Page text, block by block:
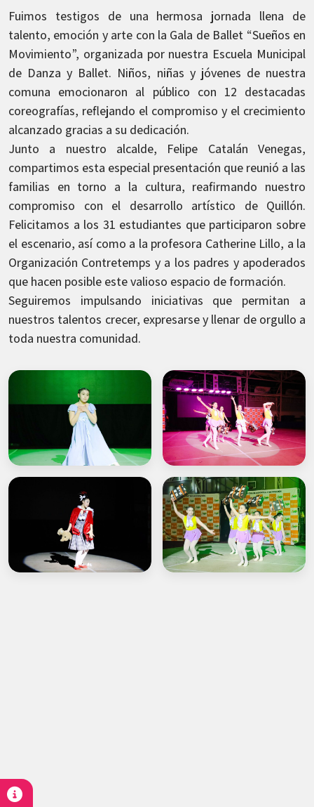
Fuimos testigos de una hermosa jornada llena de
talento, emoción y arte con la Gala de Ballet “Sueños en
Movimiento”, organizada por nuestra Escuela Municipal
de Danza y Ballet. Niños, niñas y jóvenes de nuestra
comuna emocionaron al público con 12 destacadas
coreografías, reflejando el compromiso y el crecimiento
alcanzado gracias a su dedicación.
Junto a nuestro alcalde, Felipe Catalán Venegas,
compartimos esta especial presentación que reunió a las
familias en torno a la cultura, reafirmando nuestro
compromiso con el desarrollo artístico de Quillón.
Felicitamos a los 31 estudiantes que participaron sobre
el escenario, así como a la profesora Catherine Lillo, a la
Organización Contretemps y a los padres y apoderados
que hacen posible este valioso espacio de formación.
Seguiremos impulsando iniciativas que permitan a
nuestros talentos crecer, expresarse y llenar de orgullo a
toda nuestra comunidad.